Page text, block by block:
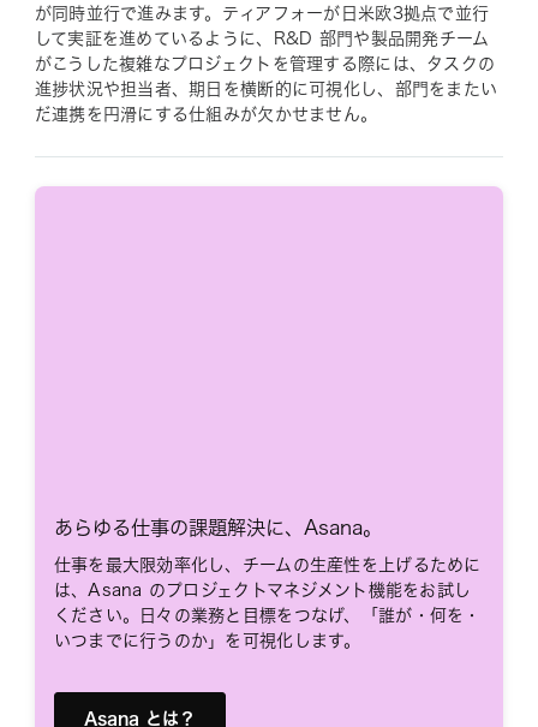
が同時並行で進みます。ティアフォーが日米欧3拠点で並行
して実証を進めているように、R&D 部門や製品開発チーム
がこうした複雑なプロジェクトを管理する際には、タスクの
進捗状況や担当者、期日を横断的に可視化し、部門をまたい
だ連携を円滑にする仕組みが欠かせません。
あらゆる仕事の課題解決に、Asana。
仕事を最大限効率化し、チームの生産性を上げるために
は、Asana のプロジェクトマネジメント機能をお試し
ください。日々の業務と目標をつなげ、「誰が・何を・
いつまでに行うのか」を可視化します。
Asana とは？